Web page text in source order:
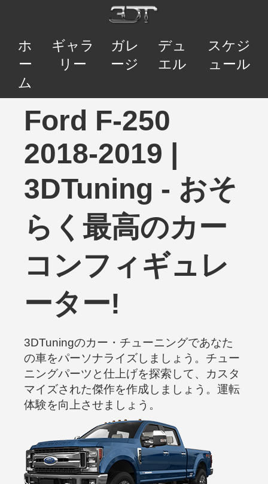
ホ
ー
ム
ギャラ
リー
ガレ
ージ
デュ
エル
スケジ
ュール
Ford F-250
2018-2019 |
3DTuning - おそ
らく最高のカー
コンフィギュレ
ーター!
3DTuningのカー・チューニングであなた
の車をパーソナライズしましょう。チュー
ニングパーツと仕上げを探索して、カスタ
マイズされた傑作を作成しましょう。運転
体験を向上させましょう。